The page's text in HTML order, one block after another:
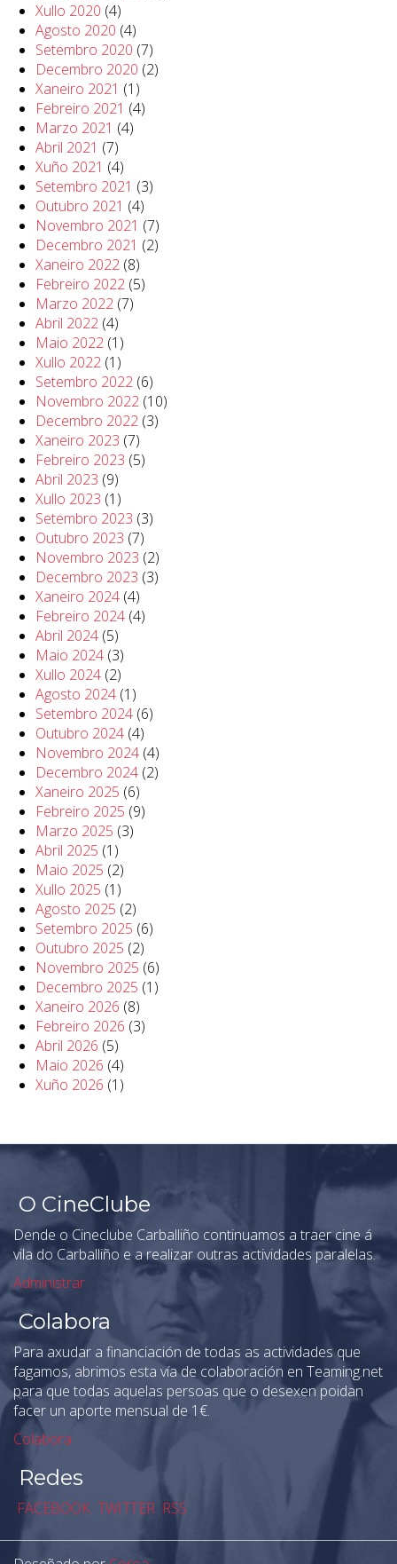
Xullo 2020 (4)
Agosto 2020 (4)
Setembro 2020 (7)
Decembro 2020 (2)
Xaneiro 2021 (1)
Febreiro 2021 (4)
Marzo 2021 (4)
Abril 2021 (7)
Xuño 2021 (4)
Setembro 2021 (3)
Outubro 2021 (4)
Novembro 2021 (7)
Decembro 2021 (2)
Xaneiro 2022 (8)
Febreiro 2022 (5)
Marzo 2022 (7)
Abril 2022 (4)
Maio 2022 (1)
Xullo 2022 (1)
Setembro 2022 (6)
Novembro 2022 (10)
Decembro 2022 (3)
Xaneiro 2023 (7)
Febreiro 2023 (5)
Abril 2023 (9)
Xullo 2023 (1)
Setembro 2023 (3)
Outubro 2023 (7)
Novembro 2023 (2)
Decembro 2023 (3)
Xaneiro 2024 (4)
Febreiro 2024 (4)
Abril 2024 (5)
Maio 2024 (3)
Xullo 2024 (2)
Agosto 2024 (1)
Setembro 2024 (6)
Outubro 2024 (4)
Novembro 2024 (4)
Decembro 2024 (2)
Xaneiro 2025 (6)
Febreiro 2025 (9)
Marzo 2025 (3)
Abril 2025 (1)
Maio 2025 (2)
Xullo 2025 (1)
Agosto 2025 (2)
Setembro 2025 (6)
Outubro 2025 (2)
Novembro 2025 (6)
Decembro 2025 (1)
Xaneiro 2026 (8)
Febreiro 2026 (3)
Abril 2026 (5)
Maio 2026 (4)
Xuño 2026 (1)
O CineClube
Dende o Cineclube Carballiño continuamos a traer cine á
vila do Carballiño e a realizar outras actividades paralelas.
Administrar
Colabora
Para axudar a financiación de todas as actividades que
fagamos, abrimos esta vía de colaboración en Teaming.net
para que todas aquelas persoas que o desexen poidan
facer un aporte mensual de 1€.
Colabora
Redes
FACEBOOK TWITTER RSS